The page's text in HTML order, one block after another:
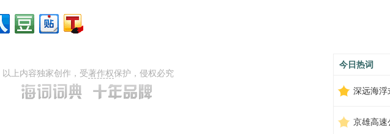
以上内容独家创作，受著作权保护，侵权必究
今日热词